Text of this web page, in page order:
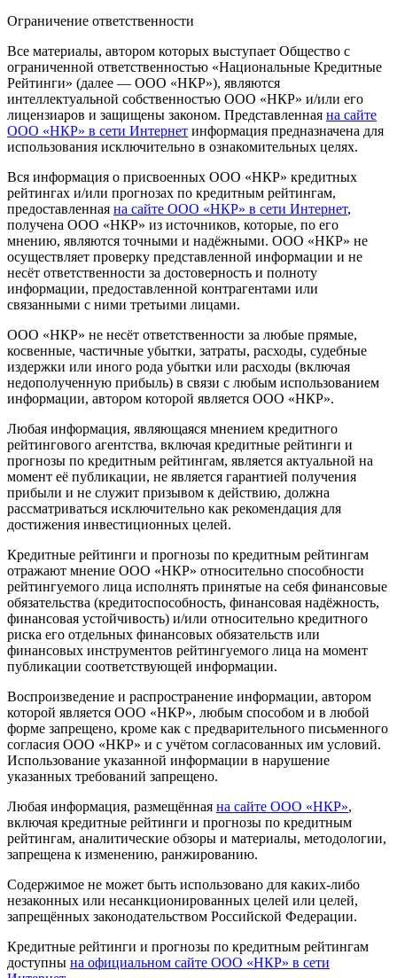
Ограничение ответственности
Все материалы, автором которых выступает Общество с
ограниченной ответственностью «Национальные Кредитные
Рейтинги» (далее — ООО «НКР»), являются
интеллектуальной собственностью ООО «НКР» и/или его
лицензиаров и защищены законом. Представленная на сайте
ООО «НКР» в сети Интернет информация предназначена для
использования исключительно в ознакомительных целях.
Вся информация о присвоенных ООО «НКР» кредитных
рейтингах и/или прогнозах по кредитным рейтингам,
предоставленная на сайте ООО «НКР» в сети Интернет,
получена ООО «НКР» из источников, которые, по его
мнению, являются точными и надёжными. ООО «НКР» не
осуществляет проверку представленной информации и не
несёт ответственности за достоверность и полноту
информации, предоставленной контрагентами или
связанными с ними третьими лицами.
ООО «НКР» не несёт ответственности за любые прямые,
косвенные, частичные убытки, затраты, расходы, судебные
издержки или иного рода убытки или расходы (включая
недополученную прибыль) в связи с любым использованием
информации, автором которой является ООО «НКР».
Любая информация, являющаяся мнением кредитного
рейтингового агентства, включая кредитные рейтинги и
прогнозы по кредитным рейтингам, является актуальной на
момент её публикации, не является гарантией получения
прибыли и не служит призывом к действию, должна
рассматриваться исключительно как рекомендация для
достижения инвестиционных целей.
Кредитные рейтинги и прогнозы по кредитным рейтингам
отражают мнение ООО «НКР» относительно способности
рейтингуемого лица исполнять принятые на себя финансовые
обязательства (кредитоспособность, финансовая надёжность,
финансовая устойчивость) и/или относительно кредитного
риска его отдельных финансовых обязательств или
финансовых инструментов рейтингуемого лица на момент
публикации соответствующей информации.
Воспроизведение и распространение информации, автором
которой является ООО «НКР», любым способом и в любой
форме запрещено, кроме как с предварительного письменного
согласия ООО «НКР» и с учётом согласованных им условий.
Использование указанной информации в нарушение
указанных требований запрещено.
Любая информация, размещённая на сайте ООО «НКР»,
включая кредитные рейтинги и прогнозы по кредитным
рейтингам, аналитические обзоры и материалы, методологии,
запрещена к изменению, ранжированию.
Содержимое не может быть использовано для каких-либо
незаконных или несанкционированных целей или целей,
запрещённых законодательством Российской Федерации.
Кредитные рейтинги и прогнозы по кредитным рейтингам
доступны на официальном сайте ООО «НКР» в сети